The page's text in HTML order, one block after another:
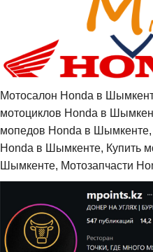
Мотосалон Honda в
мотоциклов Honda в
мопедов Honda в Шымкенте,
Honda в Шымкенте, Купить
Шымкенте, Мотозапчасти